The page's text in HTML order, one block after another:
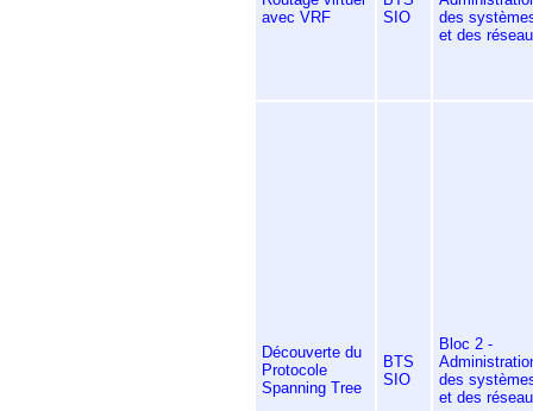
avec VRF
SIO
des
et des
Découverte du
Protocole
Spanning Tree
BTS
SIO
Bloc 2 -
des
et des